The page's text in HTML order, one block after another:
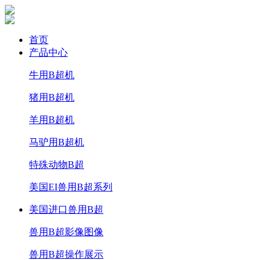
首页
产品中心
牛用B超机
猪用B超机
羊用B超机
马驴用B超机
特殊动物B超
美国EI兽用B超系列
美国进口兽用B超
兽用B超影像图像
兽用B超操作展示